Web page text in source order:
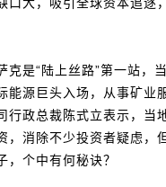
是“陆上丝路”第一站，
能源巨头入场，从事矿业
行政总裁陈式立表示，当
，消除不少投资者疑虑，
，个中有何秘诀？